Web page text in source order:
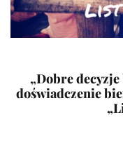
„Dobre
doświadczenie